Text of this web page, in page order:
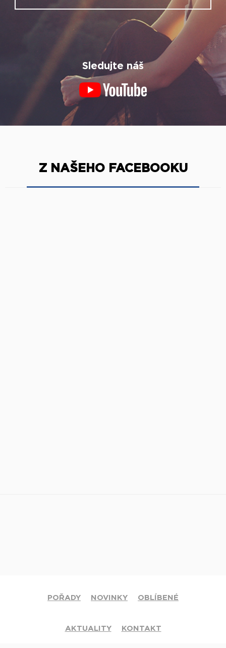
Sledujte náš
Z NAŠEHO FACEBOOKU
POŘADY NOVINKY OBLÍBENÉ
AKTUALITY KONTAKT